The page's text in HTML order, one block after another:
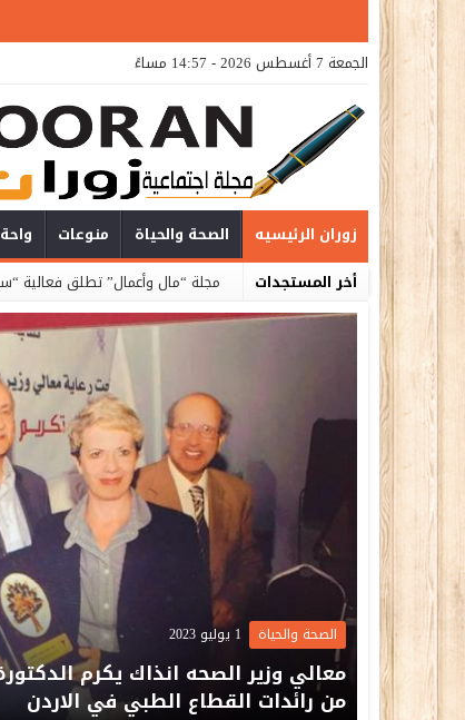
الجمعة 7 أغسطس 2026 - 14:57 مساءً
زوران الرئيسيه الصحة والحياة منوعات
أخر المستجدات
مجلة “مال وأعمال” تطلق فعالية
الصحة والحياة 1 يوليو 2023
معالي وزير الصحه انذاك يكرم
من رائدات القطاع الطبي في الاردن